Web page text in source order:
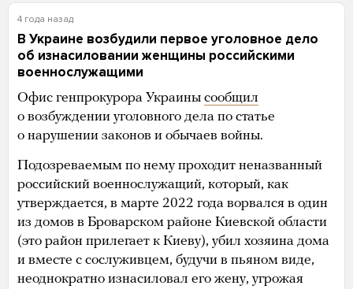
4 года назад
В Украине возбудили первое уголовное дело
об изнасиловании женщины российскими
военнослужащими
Офис генпрокурора Украины сообщил
о возбуждении уголовного дела по статье
о нарушении законов и обычаев войны.
Подозреваемым по нему проходит неназванный
российский военнослужащий, который, как
утверждается, в марте 2022 года ворвался в один
из домов в Броварском районе Киевской области
(это район прилегает к Киеву), убил хозяина дома
и вместе с сослуживцем, будучи в пьяном виде,
неоднократно изнасиловал его жену, угрожая